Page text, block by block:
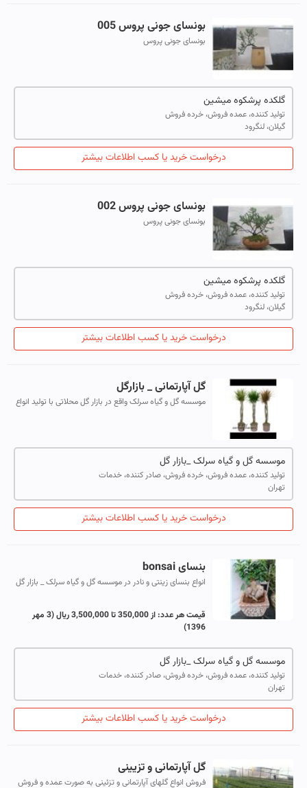
بونسای جونی پروس 005
بونسای جونی پروس
گلکده پرشکوه میشین
تولید کننده، عمده فروش، خرده فروش
گیلان، لنگرود
درخواست خرید یا کسب اطلاعات بیشتر
بونسای جونی پروس 002
بونسای جونی پروس
گلکده پرشکوه میشین
تولید کننده، عمده فروش، خرده فروش
گیلان، لنگرود
درخواست خرید یا کسب اطلاعات بیشتر
گل آپارتمانی _ بازارگل
موسسه گل و گیاه سرلک واقع در بازار گل محلاتی با تولید انواع
موسسه گل و گیاه سرلک _بازار گل
تولید کننده، عمده فروش، خرده فروش، صادر کننده، خدمات
تهران
درخواست خرید یا کسب اطلاعات بیشتر
بنسای bonsai
انواع بنسای زینتی و نادر در موسسه گل و گیاه سرلک _ بازار گل
قیمت هر عدد:از 350,000 تا 3,500,000 ریال
(3 مهر
1396)
موسسه گل و گیاه سرلک _بازار گل
تولید کننده، عمده فروش، خرده فروش، صادر کننده، خدمات
تهران
درخواست خرید یا کسب اطلاعات بیشتر
گل آپارتمانی و تزیینی
فروش انواع گلهای آپارتمانی و تزئینی به صورت عمده و فروش